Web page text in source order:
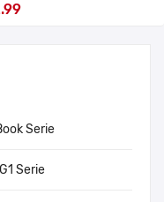
Serie
Serie